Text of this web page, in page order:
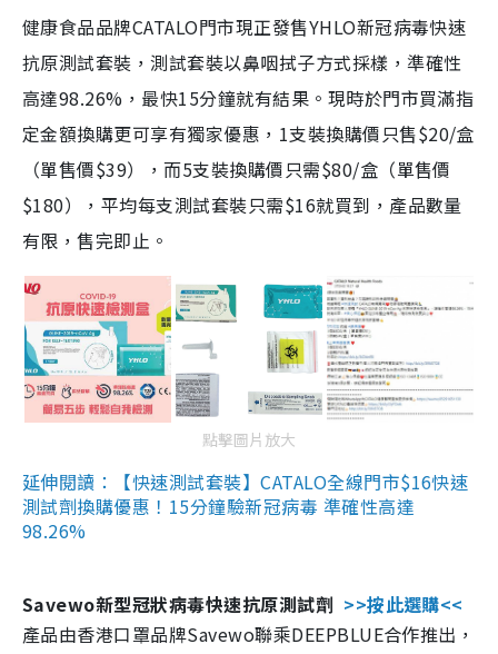
健康食品品牌CATALO門市現正發售YHLO新冠病毒快速
抗原測試套裝，測試套裝以鼻咽拭子方式採樣，準確性
高達98.26%，最快15分鐘就有結果。現時於門市買滿指
定金額換購更可享有獨家優惠，1支裝換購價只售$20/盒
（單售價$39），而5支裝換購價只需$80/盒（單售價
$180），平均每支測試套裝只需$16就買到，產品數量
有限，售完即止。
點擊圖片放大
延伸閱讀：【快速測試套裝】CATALO全線門市$16快速
測試劑換購優惠！15分鐘驗新冠病毒 準確性高達
98.26%
Savewo新型冠狀病毒快速抗原測試劑 >>按此選購<<
產品由香港口罩品牌Savewo聯乘DEEPBLUE合作推出，